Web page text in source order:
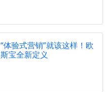
“体验式营销”就该这样！欧
斯宝全新定义